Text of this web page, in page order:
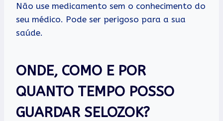
Não use medicamento sem o conhecimento do
seu médico. Pode ser perigoso para a sua
saúde.
ONDE, COMO E POR
QUANTO TEMPO POSSO
GUARDAR SELOZOK?